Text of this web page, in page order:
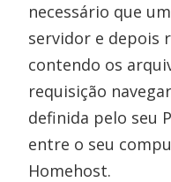
necessário que
servidor e depois
contendo os
requisição
definida pelo seu
entre o seu
Homehost.